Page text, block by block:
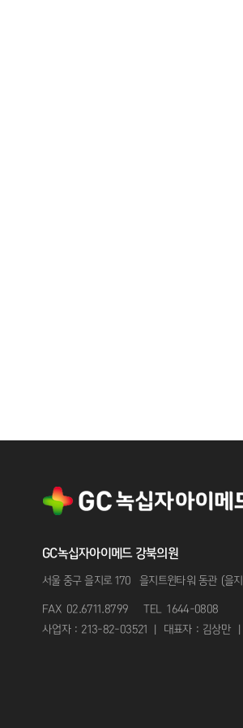
GC녹십자아이메드 강북의원
서울 중구 을지로 170 을지트윈타워 동관 (을
FAX 02.6711.8799
TEL 1644-0808
사업자 : 213-82-03521 | 대표자 : 김상만 |